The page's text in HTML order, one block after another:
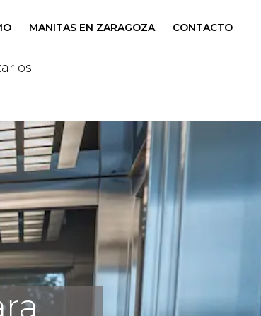
MANITAS EN ZARAGOZA CONTACTO